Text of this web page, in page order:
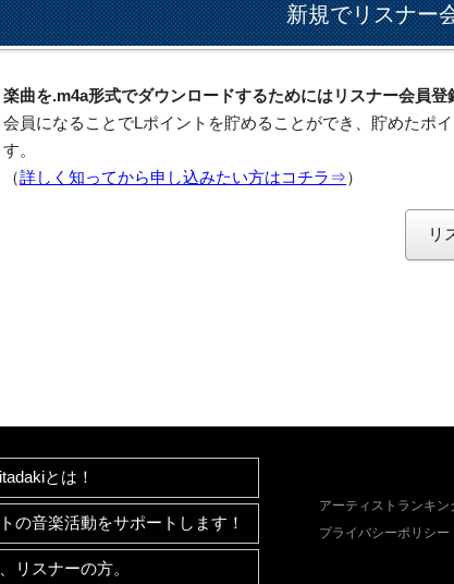
新規でリスナー
楽曲を.m4a形式でダウンロードするためにはリスナー会員登
会員になることでLポイントを貯めることができ、貯めたポ
す。
（詳しく知ってから申し込みたい方はコチラ⇒）
リ
とは！
の音楽活動をサポートします！
リスナーの方。
アーティストランキン
プライバシーポリシー